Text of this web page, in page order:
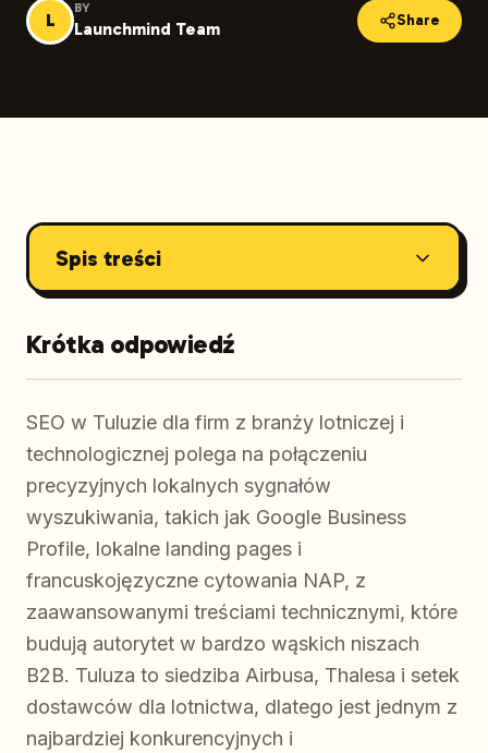
L
BY
Launchmind Team Share
Spis treści
Krótka odpowiedź
SEO w Tuluzie dla firm z branży lotniczej i
technologicznej polega na połączeniu
precyzyjnych lokalnych sygnałów
wyszukiwania, takich jak Google Business
Profile, lokalne landing pages i
francuskojęzyczne cytowania NAP, z
zaawansowanymi treściami technicznymi, które
budują autorytet w bardzo wąskich niszach
B2B. Tuluza to siedziba Airbusa, Thalesa i setek
dostawców dla lotnictwa, dlatego jest jednym z
najbardziej konkurencyjnych i